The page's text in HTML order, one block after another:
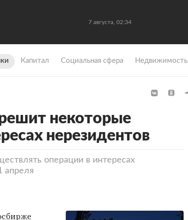
7 августа, 02:34
Капитал Социальная сфера Недвижимость
некоторые
нерезидентов
операции в интересах
апреля